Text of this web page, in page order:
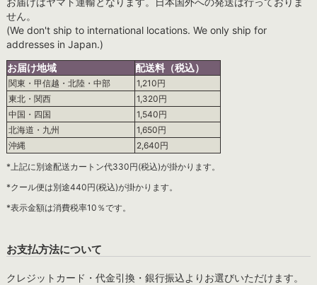
せん。
(We don't ship to international locations. We only ship for
addresses in Japan.)
お届け地域
配送料（税込）
関東・甲信越・北陸・中部
1,210円
東北・関西
1,320円
中国・四国
1,540円
北海道・九州
1,650円
沖縄
2,640円
*上記に別途配送カートン代330円(税込)が掛かります。
*クール便は別途440円(税込)が掛かります。
*表示金額は消費税率10％です。
お支払方法について
クレジットカード・代金引換・銀行振込よりお選びいただけます。